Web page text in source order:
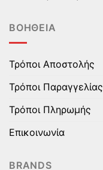
ΒΟΉΘΕΙΑ
Τρόποι Αποστολής
Τρόποι Παραγγελίας
Τρόποι Πληρωμής
Επικοινωνία
BRANDS